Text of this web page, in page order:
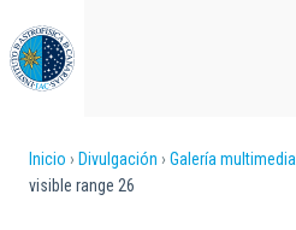
al
contenido
principal
Sobrescribir
enlaces
Inicio Divulgación Galería multimedia
visible range 26